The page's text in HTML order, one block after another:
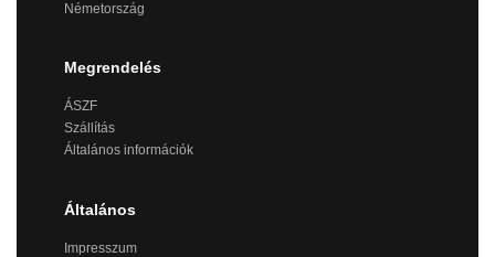
Németország
Megrendelés
ÁSZF
Szállítás
Általános információk
Általános
Impresszum